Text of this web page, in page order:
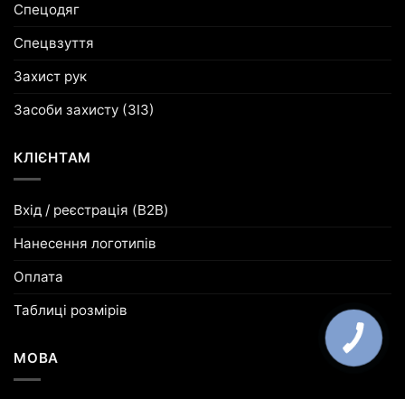
Спецодяг
Спецвзуття
Захист рук
Засоби захисту (ЗІЗ)
КЛІЄНТАМ
Вхід / реєстрація (B2B)
Нанесення логотипів
Оплата
Таблиці розмірів
МОВА